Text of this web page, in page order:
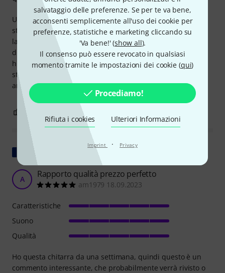
salvataggio delle preferenze. Se per te va bene,
acconsenti semplicemente all'uso dei cookie per
preferenze, statistiche e marketing cliccando su
'Va bene!' (show all).
Il consenso può essere revocato in qualsiasi
momento tramite le impostazioni dei cookie (qui)
Procediamo!
Rifiuta i cookies Ulteriori Informazioni
Imprint · Privacy
Un'altra chitarra Yamaha di qualità eccezionale. Uno
strumento davvero solido, con un suono fantastico, una
lavorazione impeccabile, un manico sottile e una
dimensione comoda e maneggevole. Ho installato un
humbucker Fishman Neo D nella buca per suonare per
strada e sono rimasto stupito dal suono che esce dal mio
amplificatore Boss...
Mostra originale
A Rapporto qualità prezzo perfetto
am1979 18.09.2023
Ho questa chitarra da una settimana, quindi questo è un
commento interessante, che probabilmente verrà rivisto o
Caratteristiche
Suono
Qualità